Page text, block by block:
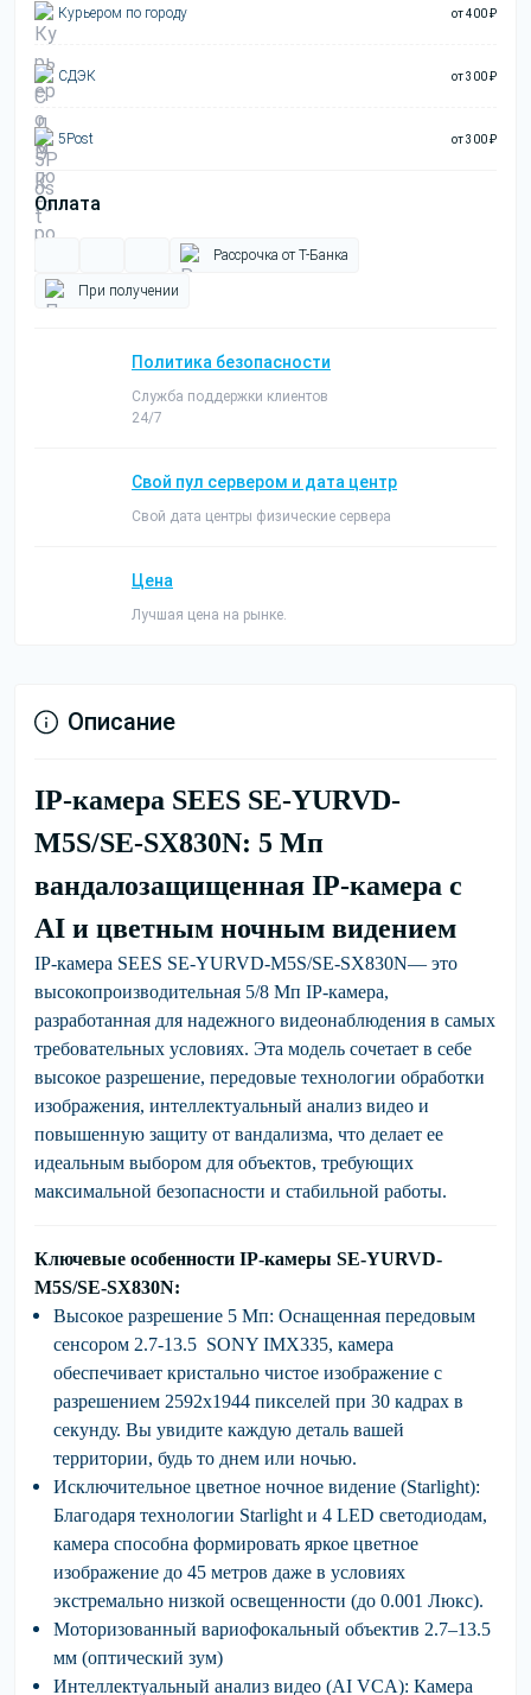
Курьером по городу от 400 ₽
СДЭК от 300 ₽
5Post от 300 ₽
Оплата
Рассрочка от Т-Банка
При получении
Политика безопасности
Служба поддержки клиентов
24/7
Свой пул сервером и дата центр
Свой дата центры физические сервера
Цена
Лучшая цена на рынке.
Описание
IP-камера SEES SE-YURVD-
M5S/SE-SX830N: 5 Мп
вандалозащищенная IP-камера с
AI и цветным ночным видением
IP-камера SEES SE-YURVD-M5S/SE-SX830N— это
высокопроизводительная 5/8 Мп IP-камера,
разработанная для надежного видеонаблюдения в самых
требовательных условиях. Эта модель сочетает в себе
высокое разрешение, передовые технологии обработки
изображения, интеллектуальный анализ видео и
повышенную защиту от вандализма, что делает ее
идеальным выбором для объектов, требующих
максимальной безопасности и стабильной работы.
Ключевые особенности IP-камеры SE-YURVD-
M5S/SE-SX830N:
Высокое разрешение 5 Мп: Оснащенная передовым
сенсором 2.7-13.5 SONY IMX335, камера
обеспечивает кристально чистое изображение с
разрешением 2592x1944 пикселей при 30 кадрах в
секунду. Вы увидите каждую деталь вашей
территории, будь то днем или ночью.
Исключительное цветное ночное видение (Starlight):
Благодаря технологии Starlight и 4 LED светодиодам,
камера способна формировать яркое цветное
изображение до 45 метров даже в условиях
экстремально низкой освещенности (до 0.001 Люкс).
Моторизованный вариофокальный объектив 2.7–13.5
мм (оптический зум)
Интеллектуальный анализ видео (AI VCA): Камера